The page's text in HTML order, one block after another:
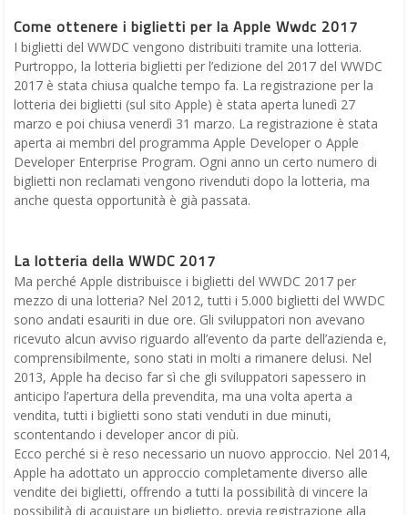
Come ottenere i biglietti per la Apple Wwdc 2017
I biglietti del WWDC vengono distribuiti tramite una lotteria.
Purtroppo, la lotteria biglietti per l’edizione del 2017 del WWDC
2017 è stata chiusa qualche tempo fa. La registrazione per la
lotteria dei biglietti (sul sito Apple) è stata aperta lunedì 27
marzo e poi chiusa venerdì 31 marzo. La registrazione è stata
aperta ai membri del programma Apple Developer o Apple
Developer Enterprise Program. Ogni anno un certo numero di
biglietti non reclamati vengono rivenduti dopo la lotteria, ma
anche questa opportunità è già passata.
La lotteria della WWDC 2017
Ma perché Apple distribuisce i biglietti del WWDC 2017 per
mezzo di una lotteria? Nel 2012, tutti i 5.000 biglietti del WWDC
sono andati esauriti in due ore. Gli sviluppatori non avevano
ricevuto alcun avviso riguardo all’evento da parte dell’azienda e,
comprensibilmente, sono stati in molti a rimanere delusi. Nel
2013, Apple ha deciso far sì che gli sviluppatori sapessero in
anticipo l’apertura della prevendita, ma una volta aperta a
vendita, tutti i biglietti sono stati venduti in due minuti,
scontentando i developer ancor di più.
Ecco perché si è reso necessario un nuovo approccio. Nel 2014,
Apple ha adottato un approccio completamente diverso alle
vendite dei biglietti, offrendo a tutti la possibilità di vincere la
possibilità di acquistare un biglietto, previa registrazione alla